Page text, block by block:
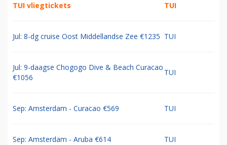
TUI vliegtickets TUI
Jul: 8-dg cruise Oost Middellandse Zee €1235 TUI
Jul: 9-daagse Chogogo Dive & Beach Curacao
€1056
TUI
Sep: Amsterdam - Curacao €569 TUI
Sep: Amsterdam - Aruba €614 TUI